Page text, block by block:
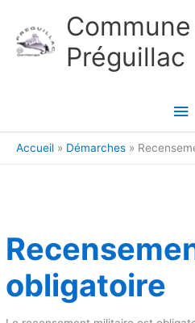
Préguillac
Accueil Démarches
obligatoire